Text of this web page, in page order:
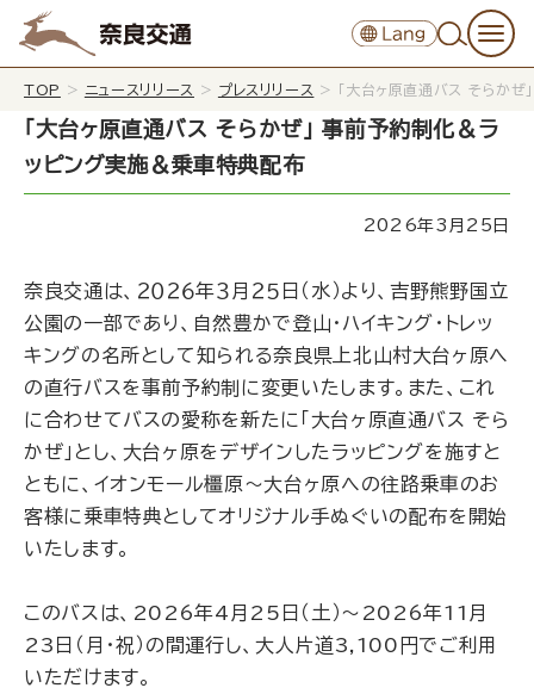
TOP > ニュースリリース > プレスリリース > 「大台ヶ原直通バス そらか
「大台ヶ原直通バス そらかぜ」 事前予約制化＆ラ
ッピング実施＆乗車特典配布
2026年3月25日
奈良交通は、２０２６年３月２５日（水）より、吉野熊野国立
公園の一部であり、自然豊かで登山・ハイキング・トレッ
キングの名所として知られる奈良県上北山村大台ヶ原へ
の直行バスを事前予約制に変更いたします。また、これ
に合わせてバスの愛称を新たに「大台ヶ原直通バス そら
かぜ」とし、大台ヶ原をデザインしたラッピングを施すと
ともに、イオンモール橿原～大台ヶ原への往路乗車のお
客様に乗車特典としてオリジナル手ぬぐいの配布を開始
いたします。
このバスは、2026年4月25日（土）～2026年11月
23日（月・祝）の間運行し、大人片道3,100円でご利用
いただけます。